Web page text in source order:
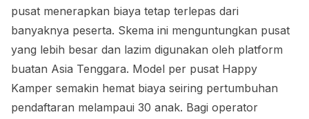
pusat menerapkan biaya tetap terlepas dari
banyaknya peserta. Skema ini menguntungkan pusat
yang lebih besar dan lazim digunakan oleh platform
buatan Asia Tenggara. Model per pusat Happy
Kamper semakin hemat biaya seiring pertumbuhan
pendaftaran melampaui 30 anak. Bagi operator